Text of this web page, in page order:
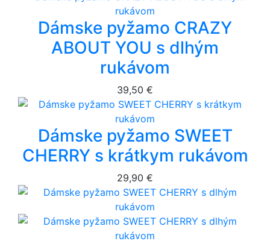
Dámske pyžamo CRAZY
ABOUT YOU s dlhým
rukávom
39,50 €
Dámske pyžamo SWEET
CHERRY s krátkym rukávom
29,90 €